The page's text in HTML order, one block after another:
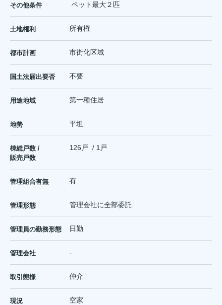
その他条件 ペット最大２匹
土地権利 所有権
都市計画 市街化区域
国土法届出要否 不要
用途地域 第一種住居
地勢 平坦
棟総戸数 /
販売戸数
126戸 / 1戸
管理組合有無 有
管理形態 管理会社に全部委託
管理員の勤務形態 日勤
管理会社 -
取引態様 仲介
現況 空家